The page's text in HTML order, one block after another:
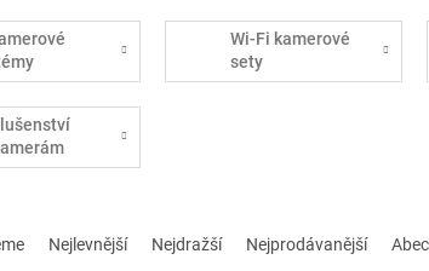
Wi-Fi kamerové
sety
Nejlevnější Nejdražší Nejprodávanější